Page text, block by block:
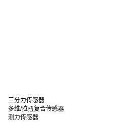
三分力传感器
多维/拉扭复合传感器
测力传感器